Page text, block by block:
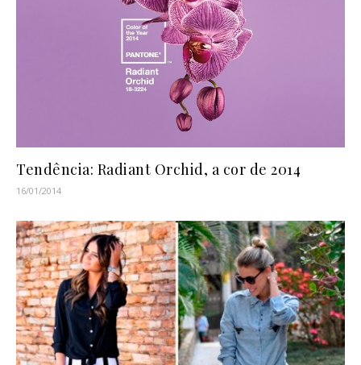
Tendência: Radiant Orchid, a cor de 2014
16/01/2014